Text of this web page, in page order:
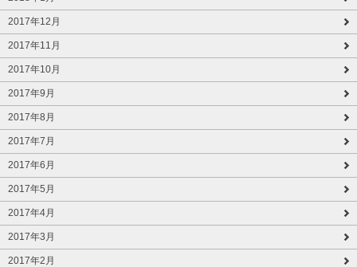
2017年12月
2017年11月
2017年10月
2017年9月
2017年8月
2017年7月
2017年6月
2017年5月
2017年4月
2017年3月
2017年2月